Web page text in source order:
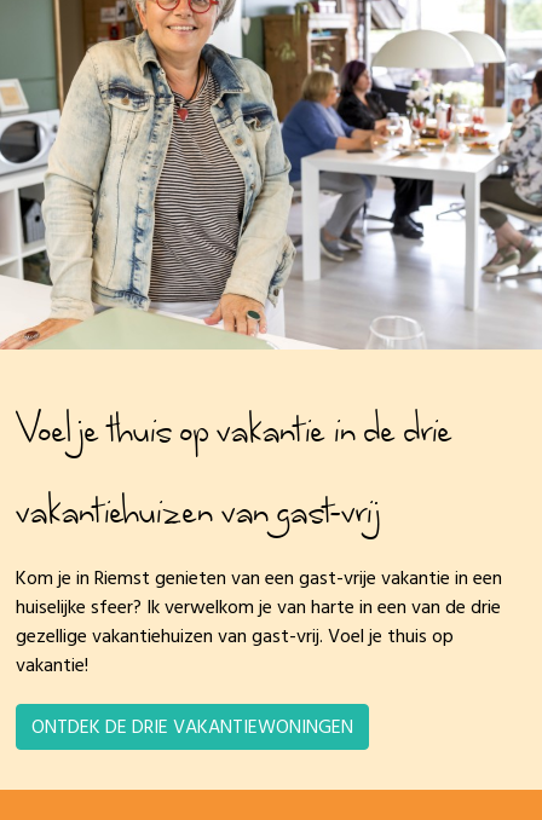
Voel je thuis op vakantie in de drie
vakantiehuizen van gast-vrij
Kom je in Riemst genieten van een gast-vrije vakantie in een
huiselijke sfeer? Ik verwelkom je van harte in een van de drie
gezellige vakantiehuizen van gast-vrij. Voel je thuis op
vakantie!
ONTDEK DE DRIE VAKANTIEWONINGEN